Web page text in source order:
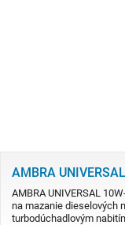
AMBRA
AMBRA UNIVERSAL
na mazanie dieselových
turbodúchadlovým